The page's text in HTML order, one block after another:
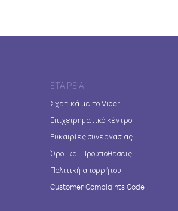
ΕΤΑΙΡΕΊΑ
Σχετικά με το Viber
Επιχειρηματικό κέντρο
Ευκαιρίες συνεργασίας
Όροι και Προϋποθέσεις
Πολιτική απορρήτου
Customer Complaints Code